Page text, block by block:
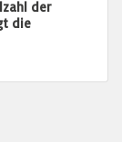
der
die